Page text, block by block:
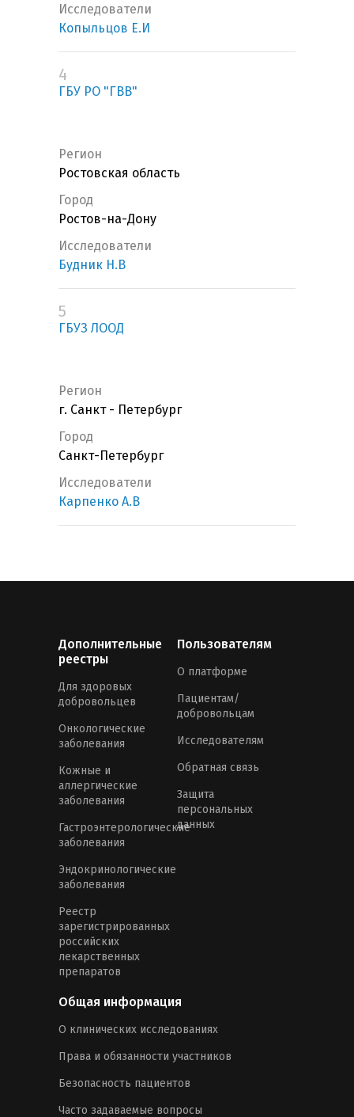
Исследователи
Копыльцов Е.И
4
ГБУ РО "ГВВ"
Регион
Ростовская область
Город
Ростов-на-Дону
Исследователи
Будник Н.В
5
ГБУЗ ЛООД
Регион
г. Санкт - Петербург
Город
Санкт-Петербург
Исследователи
Карпенко А.В
Дополнительные
реестры
Для здоровых
добровольцев
Онкологические
заболевания
Кожные и
аллергические
заболевания
Гастроэнтерологические
заболевания
Эндокринологические
заболевания
Реестр
зарегистрированных
российских
лекарственных
препаратов
Пользователям
О платформе
Пациентам/
добровольцам
Исследователям
Обратная связь
Защита
персональных
данных
Общая информация
О клинических исследованиях
Права и обязанности участников
Безопасность пациентов
Часто задаваемые вопросы